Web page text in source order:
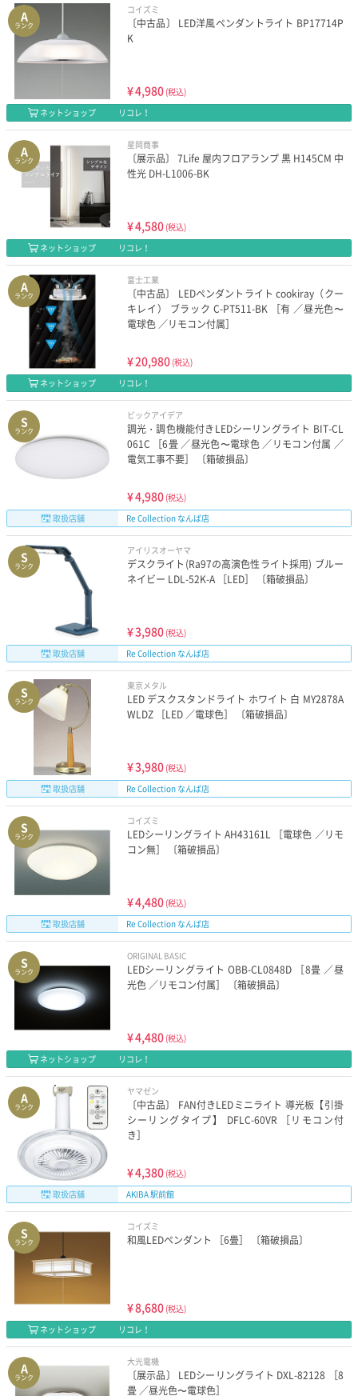
A
ランク
コイズミ
〔中古品〕 LED洋風ペンダントライト BP17714P
K
¥4,980 (税込)
ネットショップ
リコレ！
A
ランク
星岡商事
〔展示品〕 7Life 屋内フロアランプ 黒 H145CM 中
性光 DH-L1006-BK
¥4,580 (税込)
ネットショップ
リコレ！
A
ランク
富士工業
〔中古品〕 LEDペンダントライト cookiray（クー
キレイ） ブラック C-PT511-BK ［有 ／昼光色〜
電球色 ／リモコン付属］
¥20,980 (税込)
ネットショップ
リコレ！
S
ランク
ビックアイデア
調光・調色機能付きLEDシーリングライト BIT-CL
061C ［6畳 ／昼光色〜電球色 ／リモコン付属 ／
電気工事不要］ 〔箱破損品〕
¥4,980 (税込)
取扱店舗
Re Collection なんば店
S
ランク
アイリスオーヤマ
デスクライト(Ra97の高演色性ライト採用) ブルー
ネイビー LDL-52K-A ［LED］ 〔箱破損品〕
¥3,980 (税込)
取扱店舗
Re Collection なんば店
S
ランク
東京メタル
LED デスクスタンドライト ホワイト 白 MY2878A
WLDZ ［LED ／電球色］ 〔箱破損品〕
¥3,980 (税込)
取扱店舗
Re Collection なんば店
S
ランク
コイズミ
LEDシーリングライト AH43161L ［電球色 ／リモ
コン無］ 〔箱破損品〕
¥4,480 (税込)
取扱店舗
Re Collection なんば店
S
ランク
ORIGINAL BASIC
LEDシーリングライト OBB-CL0848D ［8畳 ／昼
光色 ／リモコン付属］ 〔箱破損品〕
¥4,480 (税込)
ネットショップ
リコレ！
A
ランク
ヤマゼン
〔中古品〕 FAN付きLEDミニライト 導光板【引掛
シーリングタイプ】 DFLC-60VR ［リモコン付
き］
¥4,380 (税込)
取扱店舗
AKIBA 駅前館
S
ランク
コイズミ
和風LEDペンダント ［6畳］ 〔箱破損品〕
¥8,680 (税込)
ネットショップ
リコレ！
A
ランク
大光電機
〔展示品〕 LEDシーリングライト DXL-82128 ［8
畳 ／昼光色〜電球色］